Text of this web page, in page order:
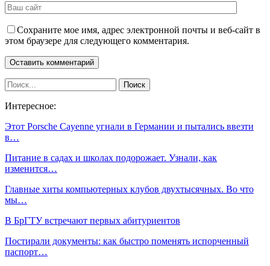
Сохраните мое имя, адрес электронной почты и веб-сайт в
этом браузере для следующего комментария.
Интересное:
Этот Porsche Cayenne угнали в Германии и пытались ввезти
в…
Питание в садах и школах подорожает. Узнали, как
изменится…
Главные хиты компьютерных клубов двухтысячных. Во что
мы…
В БрГТУ встречают первых абитуриентов
Постирали документы: как быстро поменять испорченный
паспорт…